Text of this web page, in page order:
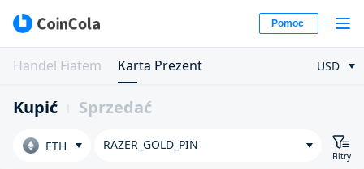
Pomoc
Handel Fiatem Karta Prezent USD
Kupić Sprzedać
ETH RAZER_GOLD_PIN
Filtry